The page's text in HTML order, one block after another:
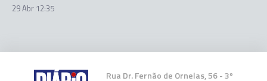
29 Abr 12:35
Rua Dr. Fernão de Ornelas, 56 - 3º